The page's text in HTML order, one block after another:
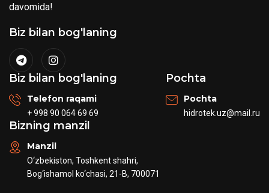
davomida!
Biz bilan bog'laning
Biz bilan bog'laning
Telefon raqami
+ 998 90 064 69 69
Pochta
Pochta
hidrotek.uz@mail.ru
Bizning manzil
Manzil
O‘zbekiston, Toshkent shahri,
Bog‘ishamol ko‘chasi, 21-B, 700071